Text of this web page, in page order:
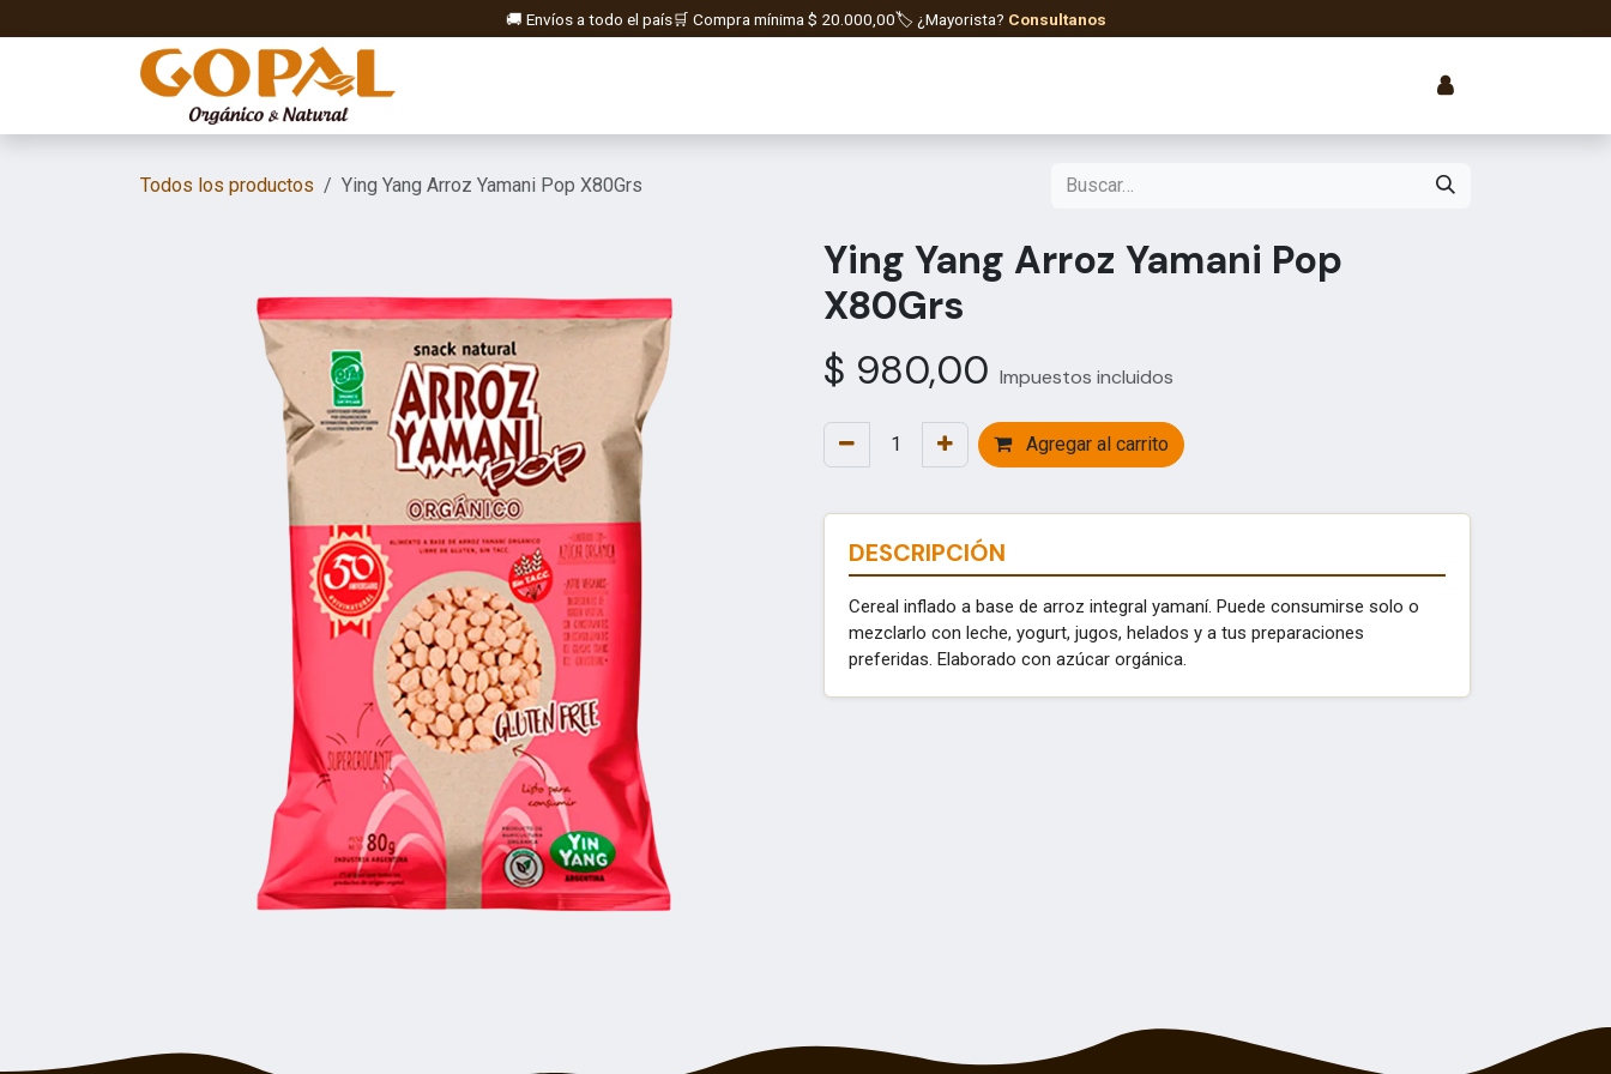
🚚 Envíos a todo el país🛒 Compra mínima $ 20.000,00🏷️ ¿Mayorista? Consultanos
Todos los productos Ying Yang Arroz Yamani Pop X80Grs
Ying Yang Arroz Yamani Pop
X80Grs
$ 980,00 Impuestos incluidos
Agregar al carrito
DESCRIPCIÓN
Cereal inflado a base de arroz integral yamaní. Puede consumirse solo o
mezclarlo con leche, yogurt, jugos, helados y a tus preparaciones
preferidas. Elaborado con azúcar orgánica.